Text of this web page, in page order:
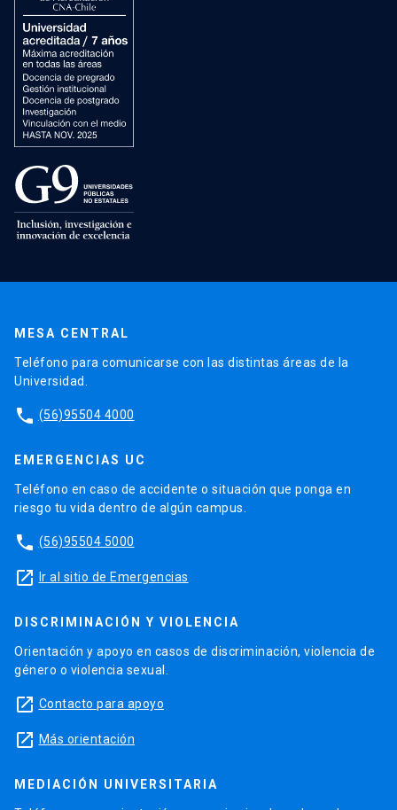
MESA CENTRAL
Teléfono para comunicarse con las distintas áreas de la
Universidad.
phone (56)95504 4000
EMERGENCIAS UC
Teléfono en caso de accidente o situación que ponga en
riesgo tu vida dentro de algún campus.
phone (56)95504 5000
launch Ir al sitio de Emergencias
DISCRIMINACIÓN Y VIOLENCIA
Orientación y apoyo en casos de discriminación, violencia de
género o violencia sexual.
launch Contacto para apoyo
launch Más orientación
MEDIACIÓN UNIVERSITARIA